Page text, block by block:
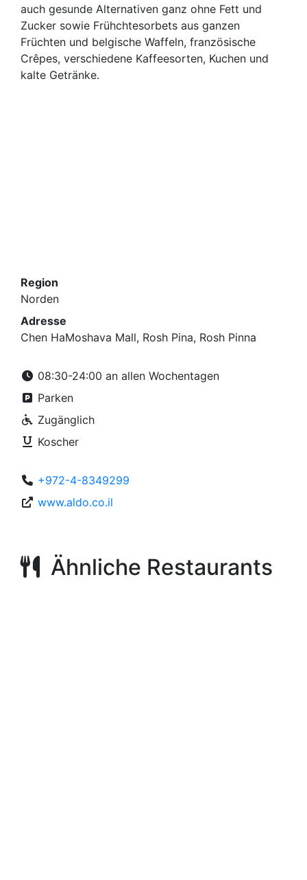
auch gesunde Alternativen ganz ohne Fett und
Zucker sowie Frühchtesorbets aus ganzen
Früchten und belgische Waffeln, französische
Crêpes, verschiedene Kaffeesorten, Kuchen und
kalte Getränke.
Region
Norden
Adresse
Chen HaMoshava Mall, Rosh Pina, Rosh Pinna
08:30-24:00 an allen Wochentagen
Parken
Zugänglich
Koscher
+972-4-8349299
www.aldo.co.il
Ähnliche Restaurants